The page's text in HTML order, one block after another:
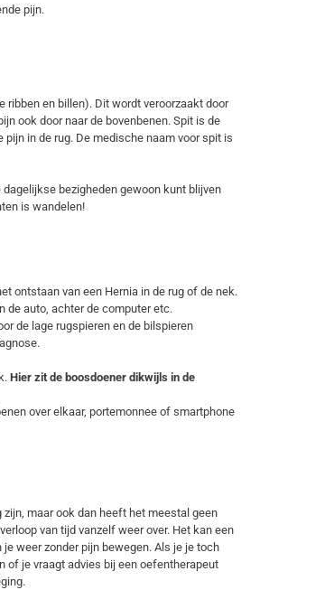
pijn.
ribben en billen). Dit wordt veroorzaakt door
ook door naar de bovenbenen. Spit is de
in de rug. De medische naam voor spit is
bezigheden gewoon kunt blijven
is wandelen!
ontstaan van een Hernia in de rug of de nek.
de auto, achter de computer etc.
de lage rugspieren en de bilspieren
Hier zit de boosdoener dikwijls in de
over elkaar, portemonnee of smartphone
zijn, maar ook dan heeft het meestal geen
van tijd vanzelf weer over. Het kan een
weer zonder pijn bewegen. Als je je toch
of je vraagt advies bij een oefentherapeut